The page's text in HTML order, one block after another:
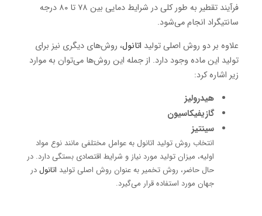
فرآیند تقطیر به طور کلی در شرایط دمایی بین ۷۸ تا ۸۰ درجه
سانتیگراد انجام می‌شود.
علاوه بر دو روش اصلی تولید اتانول، روش‌های دیگری نیز برای
تولید این ماده وجود دارد. از جمله این روش‌ها می‌توان به موارد
زیر اشاره کرد:
هیدرولیز
گازیفیکاسیون
سینتیز
انتخاب روش تولید اتانول به عوامل مختلفی مانند نوع مواد
اولیه، میزان تولید مورد نیاز و شرایط اقتصادی بستگی دارد. در
حال حاضر، روش تخمیر به عنوان روش اصلی تولید اتانول در
جهان مورد استفاده قرار می‌گیرد.